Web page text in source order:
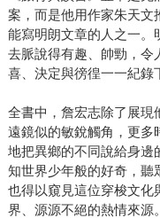
案，而是他用作家朱天文
能寫明朗文章的人之一。
去脈說得有趣、帥勁，令
喜、決定與徬徨一一紀錄
全書中，詹宏志除了展現
遠鏡似的敏銳觸角，更多
地把異鄉的不同說給身邊
知世界少年般的好奇，聽
也得以窺見這位穿梭文化
界、源源不絕的熱情來源。